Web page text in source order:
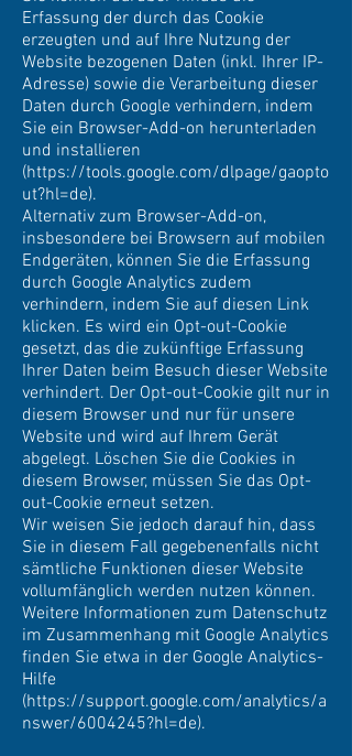
Erfassung der durch das Cookie
erzeugten und auf Ihre Nutzung der
Website bezogenen Daten (inkl. Ihrer IP-
Adresse) sowie die Verarbeitung dieser
Daten durch Google verhindern, indem
Sie ein Browser-Add-on herunterladen
und installieren
(https://tools.google.com/dlpage/gaopto
ut?hl=de).
Alternativ zum Browser-Add-on,
insbesondere bei Browsern auf mobilen
Endgeräten, können Sie die Erfassung
durch Google Analytics zudem
verhindern, indem Sie auf diesen Link
klicken. Es wird ein Opt-out-Cookie
gesetzt, das die zukünftige Erfassung
Ihrer Daten beim Besuch dieser Website
verhindert. Der Opt-out-Cookie gilt nur in
diesem Browser und nur für unsere
Website und wird auf Ihrem Gerät
abgelegt. Löschen Sie die Cookies in
diesem Browser, müssen Sie das Opt-
out-Cookie erneut setzen.
Wir weisen Sie jedoch darauf hin, dass
Sie in diesem Fall gegebenenfalls nicht
sämtliche Funktionen dieser Website
vollumfänglich werden nutzen können.
Weitere Informationen zum Datenschutz
im Zusammenhang mit Google Analytics
finden Sie etwa in der Google Analytics-
Hilfe
(https://support.google.com/analytics/a
nswer/6004245?hl=de).